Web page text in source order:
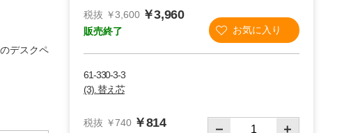
デスクペ
税抜 ￥3,600 ￥3,960
販売終了
61-330-3-3
(3). 替え芯
税抜 ￥740 ￥814